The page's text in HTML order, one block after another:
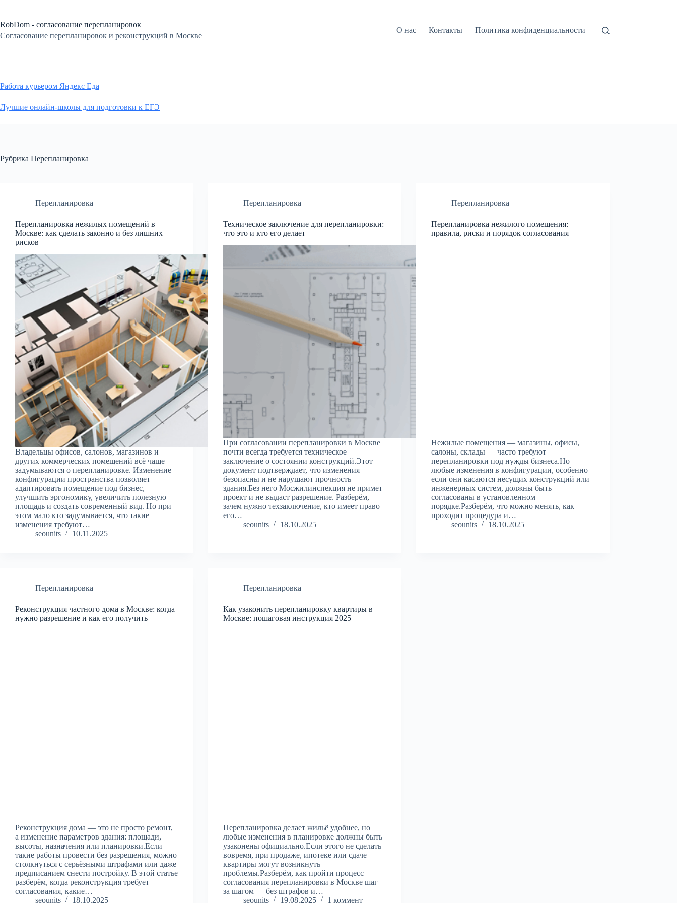
сути
RobDom - согласование перепланировок
Согласование перепланировок и реконструкций в Москве
О нас Контакты Политика конфиденциальности
Работа курьером Яндекс Еда
Лучшие онлайн-школы для подготовки к ЕГЭ
Рубрика Перепланировка
Перепланировка
Перепланировка нежилых помещений в
Москве: как сделать законно и без лишних
рисков
Владельцы офисов, салонов, магазинов и
других коммерческих помещений всё чаще
задумываются о перепланировке. Изменение
конфигурации пространства позволяет
адаптировать помещение под бизнес,
улучшить эргономику, увеличить полезную
площадь и создать современный вид. Но при
этом мало кто задумывается, что такие
изменения требуют…
seounits
10.11.2025
Перепланировка
Техническое заключение для перепланировки:
что это и кто его делает
При согласовании перепланировки в Москве
почти всегда требуется техническое
заключение о состоянии конструкций.Этот
документ подтверждает, что изменения
безопасны и не нарушают прочность
здания.Без него Мосжилинспекция не примет
проект и не выдаст разрешение. Разберём,
зачем нужно техзаключение, кто имеет право
его…
seounits
18.10.2025
Перепланировка
Перепланировка нежилого помещения:
правила, риски и порядок согласования
Нежилые помещения — магазины, офисы,
салоны, склады — часто требуют
перепланировки под нужды бизнеса.Но
любые изменения в конфигурации, особенно
если они касаются несущих конструкций или
инженерных систем, должны быть
согласованы в установленном
порядке.Разберём, что можно менять, как
проходит процедура и…
seounits
18.10.2025
Перепланировка
Реконструкция частного дома в Москве: когда
нужно разрешение и как его получить
Реконструкция дома — это не просто ремонт,
а изменение параметров здания: площади,
высоты, назначения или планировки.Если
такие работы провести без разрешения, можно
столкнуться с серьёзными штрафами или даже
предписанием снести постройку. В этой статье
разберём, когда реконструкция требует
согласования, какие…
seounits
18.10.2025
Перепланировка
Как узаконить перепланировку квартиры в
Москве: пошаговая инструкция 2025
Перепланировка делает жильё удобнее, но
любые изменения в планировке должны быть
узаконены официально.Если этого не сделать
вовремя, при продаже, ипотеке или сдаче
квартиры могут возникнуть
проблемы.Разберём, как пройти процесс
согласования перепланировки в Москве шаг
за шагом — без штрафов и…
seounits
19.08.2025 1 коммент